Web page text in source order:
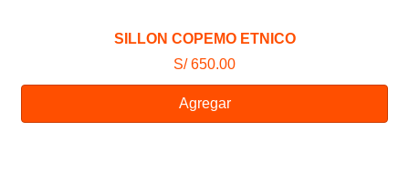
SILLON COPEMO ETNICO
S/ 650.00
Agregar